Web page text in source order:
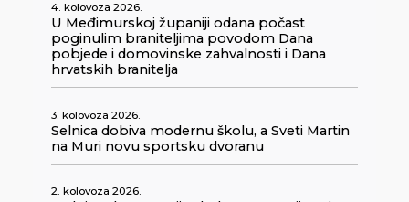
4. kolovoza 2026.
U Međimurskoj županiji odana počast
poginulim braniteljima povodom Dana
pobjede i domovinske zahvalnosti i Dana
hrvatskih branitelja
3. kolovoza 2026.
Selnica dobiva modernu školu, a Sveti Martin
na Muri novu sportsku dvoranu
2. kolovoza 2026.